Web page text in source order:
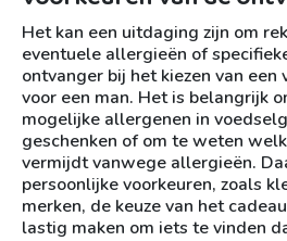
Het kan een uitdaging zijn om
eventuele allergieën of
ontvanger bij het kiezen van een
voor een man. Het is belangrijk
mogelijke allergenen in
geschenken of om te weten
vermijdt vanwege allergieën.
persoonlijke voorkeuren, zoals
merken, de keuze van het
lastig maken om iets te vinden